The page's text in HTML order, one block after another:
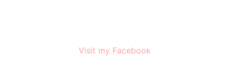
Visit my Facebook